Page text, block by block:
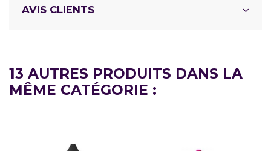
AVIS CLIENTS
13 AUTRES PRODUITS DANS LA
MÊME CATÉGORIE :